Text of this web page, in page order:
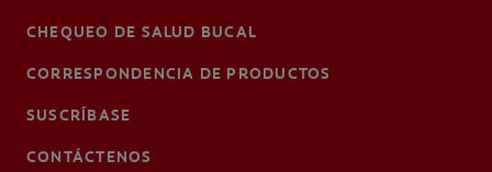
CHEQUEO DE SALUD BUCAL
CORRESPONDENCIA DE PRODUCTOS
SUSCRÍBASE
CONTÁCTENOS